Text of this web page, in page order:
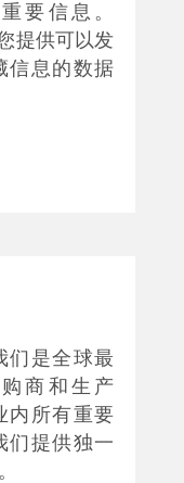
要信息。
提供可以发
信息的数据
们是全球最
商和生产
内所有重要
们提供独一